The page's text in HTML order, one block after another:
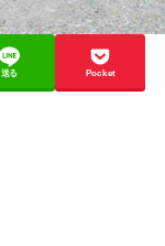
送る Pocket